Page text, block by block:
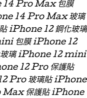
14 Pro Max 包膜
14 Pro Max 玻璃
iPhone 12 鋼化玻璃
包膜 iPhone 12
璃 iPhone 12 mini
12 Pro 保護貼
Pro 玻璃貼 iPhone
保護貼 iPhone